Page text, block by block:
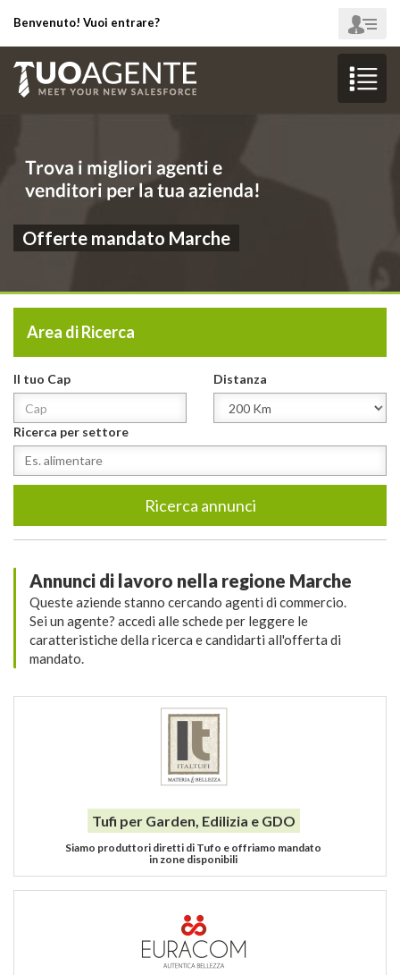
Benvenuto! Vuoi entrare?
Offerte mandato Marche
Area di Ricerca
Il tuo Cap Distanza
Ricerca per settore
Ricerca annunci
Annunci di lavoro nella regione Marche
Queste aziende stanno cercando agenti di commercio.
Sei un agente? accedi alle schede per leggere le
caratteristiche della ricerca e candidarti all'offerta di
mandato.
Tufi per Garden, Edilizia e GDO
Siamo produttori diretti di Tufo e offriamo mandato
in zone disponibili